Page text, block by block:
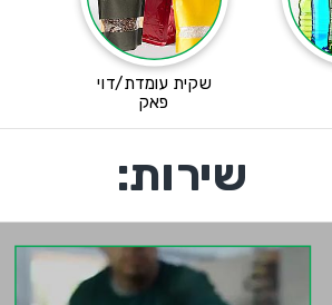
שקית עומדת/דוי
פאק
שירות: